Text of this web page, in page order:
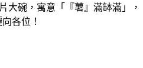
大碗，寓意「『薯』滿缽滿」
各位！